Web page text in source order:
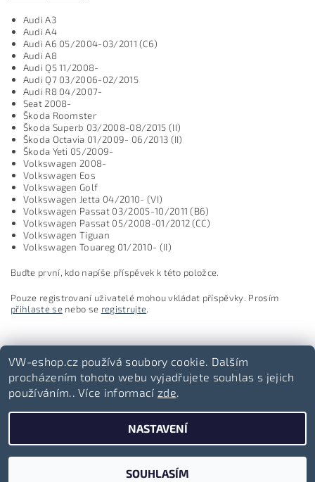
Audi A3
Audi A4
Audi A6 05/2004-03/2011 (C6)
Audi A8
Audi Q5 11/2008-
Audi Q7 03/2006-02/2015
Audi R8 04/2007-
Seat 2008-
Škoda Roomster
Škoda Superb 03/2008-08/2015 (II)
Škoda Octavia 01/2009- 06/2013 (II)
Škoda Yeti 05/2009-
Volkswagen 2008-
Volkswagen Eos
Volkswagen Golf
Volkswagen Jetta 04/2010- (VI)
Volkswagen Passat 03/2005-10/2011 (B6)
Volkswagen Passat 05/2008-01/2012 (CC)
Volkswagen Tiguan
Volkswagen Touareg 01/2010- (II)
Buďte první, kdo napíše příspěvek k této položce.
Pouze registrovaní uživatelé mohou vkládat příspěvky. Prosím
přihlaste senebo se registrujte.
Volkswagen-lifestyle.cz
2026 ©VW-eshop.cz, všechna práva vyhrazena
Vytvořil Shoptet
VW-eshop.cz používá soubory cookie. Dalším
procházením tohoto webu vyjadřujete souhlas s jejich
používáním.. Více informací zde.
NASTAVENÍ
SOUHLASÍM